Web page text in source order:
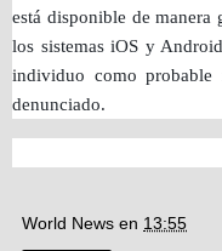
está disponible de manera
los sistemas iOS y
individuo como probable
denunciado.
World News en 13:55